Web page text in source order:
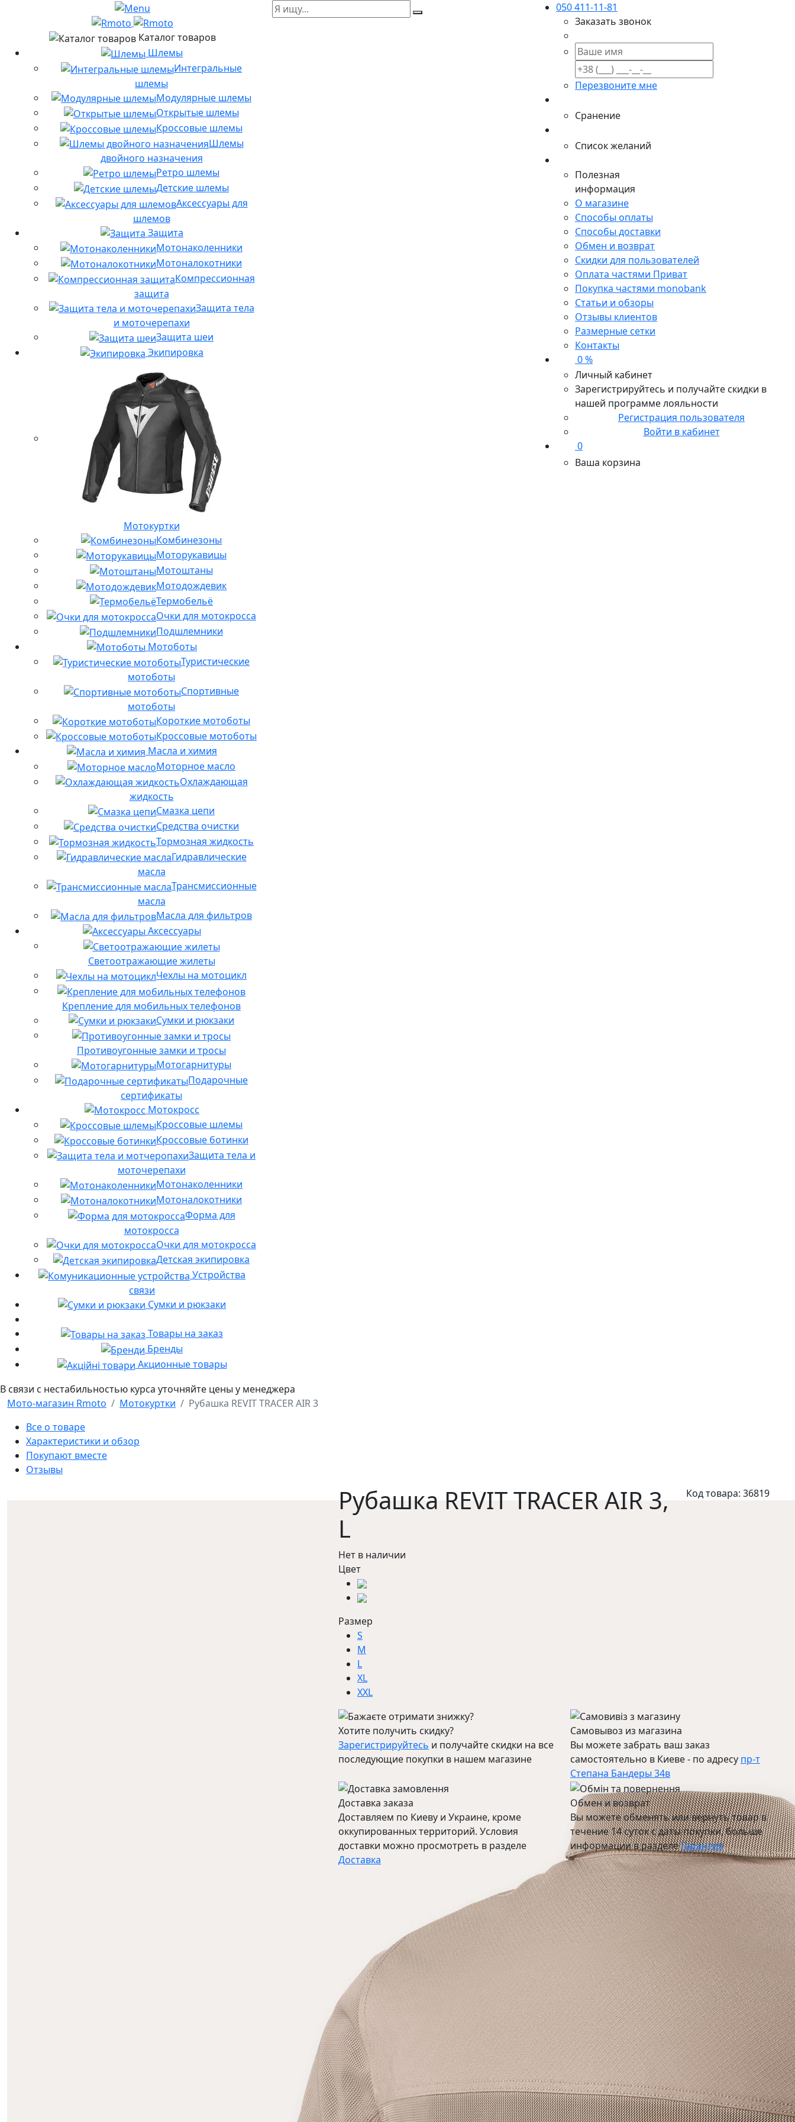
Каталог товаров
Шлемы
Интегральные
шлемы
Модулярные шлемы
Открытые шлемы
Кроссовые шлемы
Шлемы
двойного назначения
Ретро шлемы
Детские шлемы
Аксессуары для
шлемов
Защита
Мотонаколенники
Мотоналокотники
Компрессионная
защита
Защита тела
и моточерепахи
Защита шеи
Экипировка
Мотокуртки
Комбинезоны
Моторукавицы
Мотоштаны
Мотодождевик
Термобельё
Очки для мотокросса
Подшлемники
Мотоботы
Туристические
мотоботы
Спортивные
мотоботы
Короткие мотоботы
Кроссовые мотоботы
Масла и химия
Моторное масло
Охлаждающая
жидкость
Смазка цепи
Средства очистки
Тормозная жидкость
Гидравлические
масла
Трансмиссионные
масла
Масла для фильтров
Аксессуары
Светоотражающие жилеты
Чехлы на мотоцикл
Крепление для мобильных телефонов
Сумки и рюкзаки
Противоугонные замки и тросы
Мотогарнитуры
Подарочные
сертификаты
Мотокросс
Кроссовые шлемы
Кроссовые ботинки
Защита тела и
моточерепахи
Мотонаколенники
Мотоналокотники
Форма для
мотокросса
Очки для мотокросса
Детская экипировка
Устройства
связи
Сумки и рюкзаки
Товары на заказ
Бренды
Акционные товары
050 411-11-81
Заказать звонок
Перезвоните мне
Сранение
Список желаний
Полезная
информация
О магазине
Способы оплаты
Способы доставки
Обмен и возврат
Скидки для пользователей
Оплата частями Приват
Покупка частями monobank
Статьи и обзоры
Отзывы клиентов
Размерные сетки
Контакты
0 %
Личный кабинет
Зарегистрируйтесь и получайте скидки в
нашей программе лояльности
Регистрация пользователя
Войти в кабинет
0
Ваша корзина
В связи с нестабильностью курса уточняйте цены у менеджера
Мото-магазин Rmoto
Мотокуртки
Рубашка REVIT TRACER AIR 3
Все о товаре
Характеристики и обзор
Покупают вместе
Отзывы
Рубашка REVIT TRACER AIR 3,
L
Нет в наличии
Код товара: 36819
Цвет
Размер
S
M
L
XL
XXL
Хотите получить скидку?
Зарегистрируйтесь и получайте скидки на все
последующие покупки в нашем магазине
Самовывоз из магазина
Вы можете забрать ваш заказ
самостоятельно в Киеве - по адресу пр-т
Степана Бандеры 34в
Доставка заказа
Доставляем по Киеву и Украине, кроме
оккупированных территорий. Условия
доставки можно просмотреть в разделе
Доставка
Обмен и возврат
Вы можете обменять или вернуть товар в
течение 14 суток с даты покупки, больше
информации в разделеГарантия